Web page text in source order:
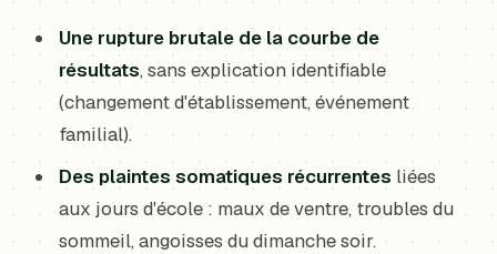
Une rupture brutale de la courbe de
résultats, sans explication identifiable
(changement d'établissement, événement
familial).
Des plaintes somatiques récurrentes liées
aux jours d'école : maux de ventre, troubles du
sommeil, angoisses du dimanche soir.